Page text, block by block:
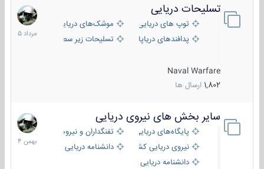
تسلیحات دریایی
توپ های دریایی
موشک‌های دریایی
پدافندهای دریاپایه
تسلیحات زیر سطحی
Naval Warfare
1,802 ارسال ها
2
مرداد
1405
سایر بخش های نیروی دریایی
پایگاه‌های دریایی
تفنگداران و نیروهای ویژه‌ی دریایی
نیروی دریایی کشورهای مختلفدانشنامه دریایی
دانشنامه دریایی کپی
22
بهمن
1404